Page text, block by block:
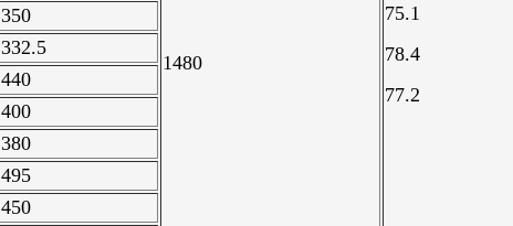
1480
75.1
78.4
77.2
350
332.5
440
400
380
495
450